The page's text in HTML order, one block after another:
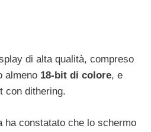
di alta qualità, compreso
almeno 18-bit di colore, e
con dithering.
ha constatato che lo schermo